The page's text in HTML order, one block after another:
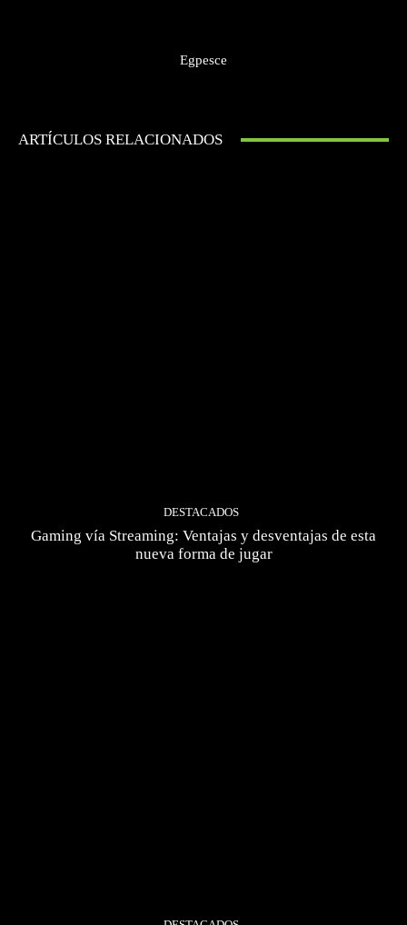
Egpesce
ARTÍCULOS RELACIONADOS
DESTACADOS
Gaming vía Streaming: Ventajas y desventajas de esta
nueva forma de jugar